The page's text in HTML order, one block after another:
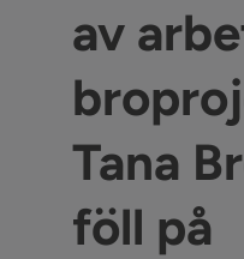
av
Tana
föll på